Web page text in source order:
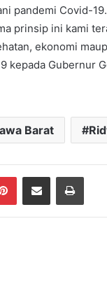
pandemi Covid-
prinsip ini kami
ekonomi
kepada Gubernur
Barat
PinterestShare via Email Print